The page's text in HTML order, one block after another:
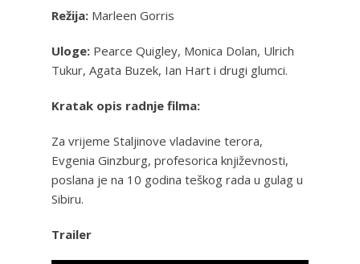
Režija: Marleen Gorris
Uloge: Pearce Quigley, Monica Dolan, Ulrich
Tukur, Agata Buzek, Ian Hart i drugi glumci.
Kratak opis radnje filma:
Za vrijeme Staljinove vladavine terora,
Evgenia Ginzburg, profesorica književnosti,
poslana je na 10 godina teškog rada u gulag u
Sibiru.
Trailer